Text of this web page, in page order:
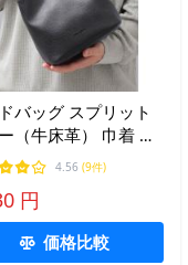
バッグ スプリット
（牛床革） 巾着 ハ
ッグ
4.56 (9件)
円
価格比較